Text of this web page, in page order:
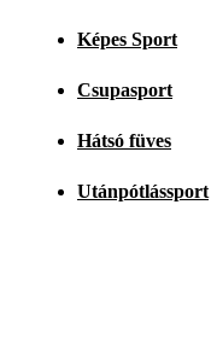
Képes Sport
Csupasport
Hátsó füves
Utánpótlássport